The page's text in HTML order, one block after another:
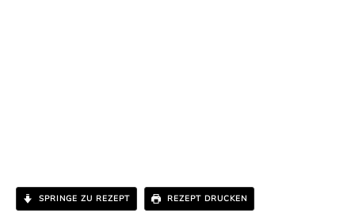
SPRINGE ZU REZEPT REZEPT DRUCKEN